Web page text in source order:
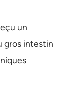
un
gros intestin